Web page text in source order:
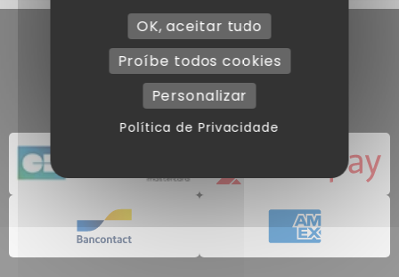
OK, aceitar tudo
Proíbe todos cookies
Personalizar
Política de Privacidade